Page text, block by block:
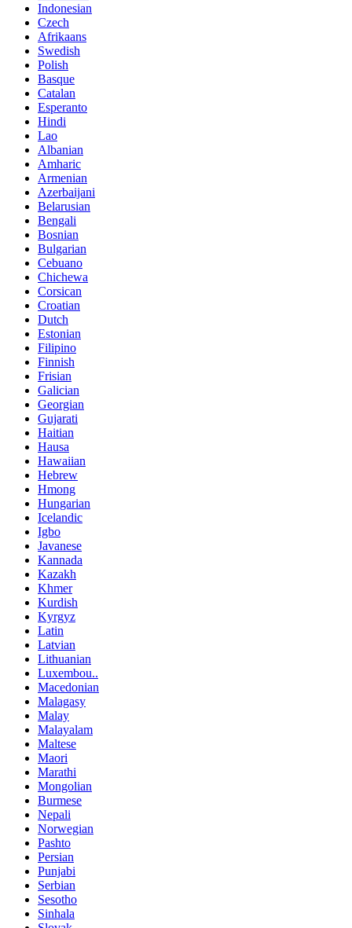
Indonesian
Czech
Afrikaans
Swedish
Polish
Basque
Catalan
Esperanto
Hindi
Lao
Albanian
Amharic
Armenian
Azerbaijani
Belarusian
Bengali
Bosnian
Bulgarian
Cebuano
Chichewa
Corsican
Croatian
Dutch
Estonian
Filipino
Finnish
Frisian
Galician
Georgian
Gujarati
Haitian
Hausa
Hawaiian
Hebrew
Hmong
Hungarian
Icelandic
Igbo
Javanese
Kannada
Kazakh
Khmer
Kurdish
Kyrgyz
Latin
Latvian
Lithuanian
Luxembou..
Macedonian
Malagasy
Malay
Malayalam
Maltese
Maori
Marathi
Mongolian
Burmese
Nepali
Norwegian
Pashto
Persian
Punjabi
Serbian
Sesotho
Sinhala